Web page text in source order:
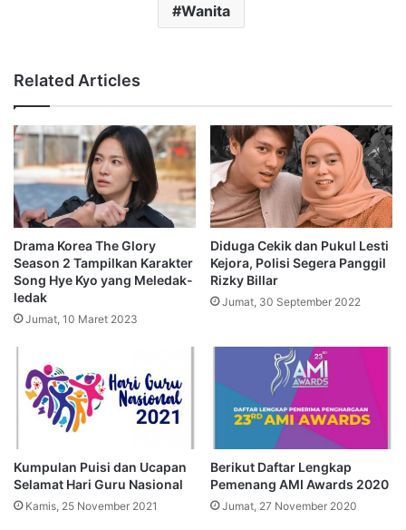
Wanita
Related Articles
Drama Korea The Glory
Season 2 Tampilkan Karakter
Song Hye Kyo yang Meledak-
ledak
Jumat, 10 Maret 2023
Diduga Cekik dan Pukul Lesti
Kejora, Polisi Segera Panggil
Rizky Billar
Jumat, 30 September 2022
Kumpulan Puisi dan Ucapan
Selamat Hari Guru Nasional
Kamis, 25 November 2021
Berikut Daftar Lengkap
Pemenang AMI Awards 2020
Jumat, 27 November 2020